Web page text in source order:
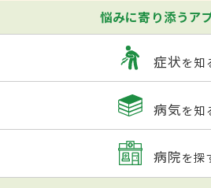
悩みに寄り添うア
症状を知
病気を知
病院を探